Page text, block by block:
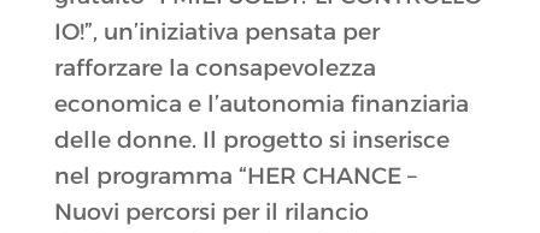
IO!”, un’iniziativa pensata per
rafforzare la consapevolezza
economica e l’autonomia finanziaria
delle donne. Il progetto si inserisce
nel programma “HER CHANCE –
Nuovi percorsi per il rilancio